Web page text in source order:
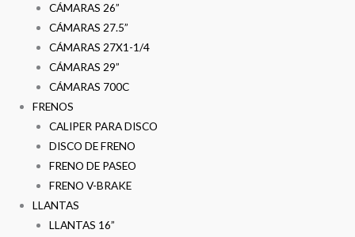
CÁMARAS 26”
CÁMARAS 27.5”
CÁMARAS 27X1-1/4
CÁMARAS 29”
CÁMARAS 700C
FRENOS
CALIPER PARA DISCO
DISCO DE FRENO
FRENO DE PASEO
FRENO V-BRAKE
LLANTAS
LLANTAS 16”